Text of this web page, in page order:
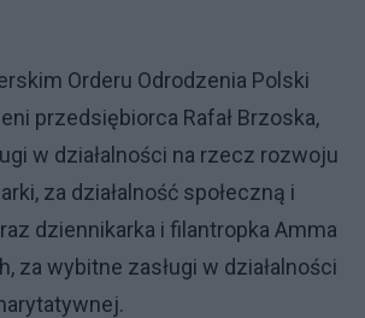
Orderu Odrodzenia Polski
przedsiębiorca Rafał Brzoska,
w działalności na rzecz rozwoju
za działalność społeczną i
dziennikarka i filantropka Amma
za wybitne zasługi w działalności